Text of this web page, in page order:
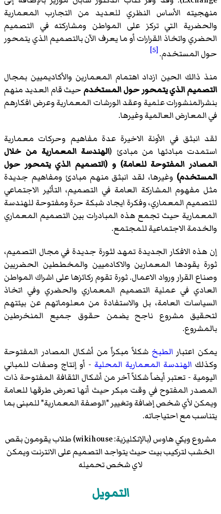
منهجيته الأساس النظري للعديد من التجارب المعمارية
والحضرية التي تركز على المواطن ومشاركته في التصميم
الحضري واتخاذ القرارات أو ما يعرف الآن بالتصميم الذي يتمحور
حول المستخدم.[5]
منذ ذالك الحين ازداد اهتمام المعمارين والأكاديميين بمجال
التصميم الذي يتمحور حول المستخدم حيث قام العديد منهم
بنشرالمنشورات علمية وعقد الورشات المعمارية وعرض افكارهم
في المعارض العالمية وغيرها.
لقد انبثق في الأونة الاخيرة عدة مفاهيم وحركات معمارية
استمدت مبادئها من مبادئ (الهندسة المعمارية من خلال
المصادر المفتوحة للعامة) و (التصميم الذي يتمحور حول
المستخدم) وغيرها، لقد انبثق منهم مبادئ ومفاهيم جديدة
مثل مفهوم المشاركة العامة في التصميم، التأثير الاجتماعي
للتصميم المعماري، وفكرة ايجاد شبكة حرة ومفتوحة للهندسة
المعمارية حيث تجمع هذه المبادرات بين التصميم المعماري
والخدمة الاجتماعية للمجتمع.
إن هذه الافكار الجديدة تمهد لثورة جديدة في مجال التصميم،
ثورة يقودها المعمارين والاكادميين والمخططين الحضريين
وصناع القرار ورواد الاعمال. ثورة تقوم ركائزها على اشراك المواطن
العادي في عملية التصميم المعماري والحضري وفي اتخاذ
السياسات العامة، بل والاستفادة من معلوماتهم عن بيئتهم
لتحقيق مشروع ناجح يضمن حقوق جميع المنخرطين
بالمشروع.
يمكن اعتبار الطبخ شكلاً مبكراً من أشكال المصادر المفتوحة
وكذلك الهندسة المعمارية المحلية - أو إنتاج وصفات للمباني
اليومية - تعتبر أيضاً شكلاً آخر من أشكال الثقافة المفتوحة ذات
المصدر المفتوح في وقت مبكر حيث أنها تعرض طرقها للعامة
ويمكن لأي شخص إضافة وتغيير "الوصفة المعمارية" للمبنى بما
يتناسب مع احتياجاته.
مشروع ويكي هاوس (بالإنكليزية: wikihouse) طلاب يقومون بقص
الخشب لتركيب بيت حيث يتواجد التصميم على الانترنت ويمكن
لاي شخص تحميله
التمويل